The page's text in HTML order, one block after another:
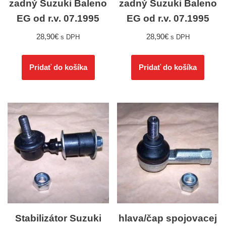
zadný Suzuki Baleno
EG od r.v. 07.1995
28,90€ s DPH
Pridať do košíka
zadný Suzuki Baleno
EG od r.v. 07.1995
28,90€ s DPH
Pridať do košíka
Stabilizátor Suzuki
hlava/čap spojovacej